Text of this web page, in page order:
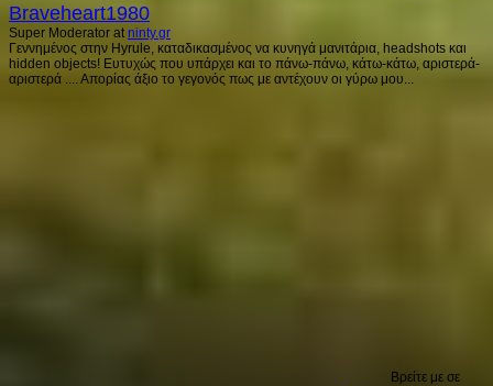
Braveheart1980
Super Moderator at ninty.gr
Γεννημένος στην Hyrule, καταδικασμένος να κυνηγά μανιτάρια, headshots και
hidden objects! Ευτυχώς που υπάρχει και το πάνω-πάνω, κάτω-κάτω, αριστερά-
αριστερά .... Απορίας άξιο το γεγονός πως με αντέχουν οι γύρω μου...
Βρείτε με σε